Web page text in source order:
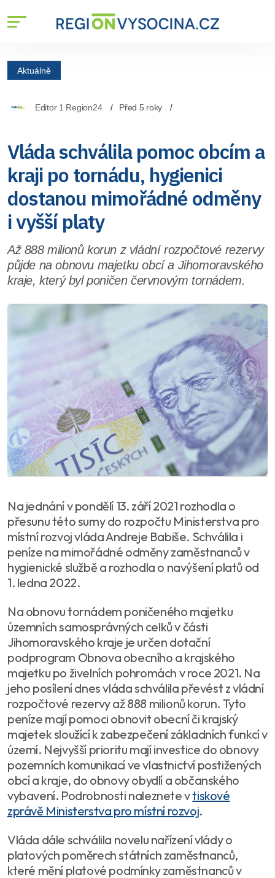
Aktuálně
Editor 1 Region24 Před 5 roky
Vláda schválila pomoc obcím a
kraji po tornádu, hygienici
dostanou mimořádné odměny
i vyšší platy
Až 888 milionů korun z vládní rozpočtové rezervy
půjde na obnovu majetku obcí a Jihomoravského
kraje, který byl poničen červnovým tornádem.
Na jednání v pondělí 13. září 2021 rozhodla o
přesunu této sumy do rozpočtu Ministerstva pro
místní rozvoj vláda Andreje Babiše. Schválila i
peníze na mimořádné odměny zaměstnanců v
hygienické službě a rozhodla o navýšení platů od
1. ledna 2022.
Na obnovu tornádem poničeného majetku
územních samosprávných celků v části
Jihomoravského kraje je určen dotační
podprogram Obnova obecního a krajského
majetku po živelních pohromách v roce 2021. Na
jeho posílení dnes vláda schválila převést z vládní
rozpočtové rezervy až 888 milionů korun. Tyto
peníze mají pomoci obnovit obecní či krajský
majetek sloužící k zabezpečení základních funkcí v
území. Nejvyšší prioritu mají investice do obnovy
pozemních komunikací ve vlastnictví postižených
obcí a kraje, do obnovy obydlí a občanského
vybavení. Podrobnosti naleznete vtiskové
zprávě Ministerstva pro místní rozvoj.
Vláda dále schválila novelu nařízení vlády o
platových poměrech státních zaměstnanců,
které mění platové podmínky zaměstnanců v